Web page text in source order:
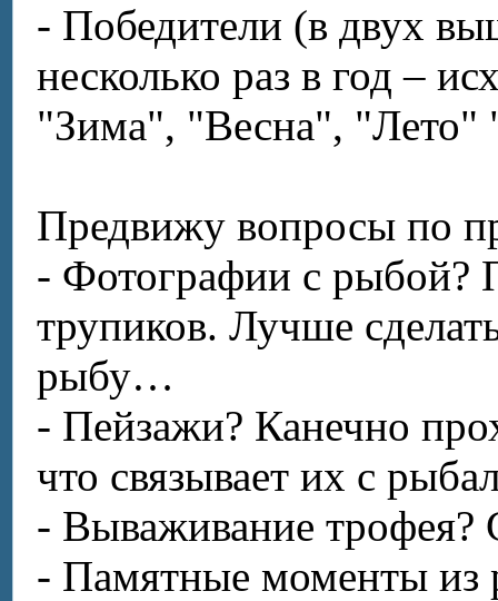
- Победители (в двух
несколько раз в год –
"Зима", "Весна", "Лето"
Предвижу вопросы по
- Фотографии с рыбой?
трупиков. Лучше
рыбу…
- Пейзажи? Канечно
что связывает их с
- Вываживание трофея?
- Памятные моменты из